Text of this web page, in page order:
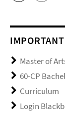
Master of
60-CP
Curriculum
Login